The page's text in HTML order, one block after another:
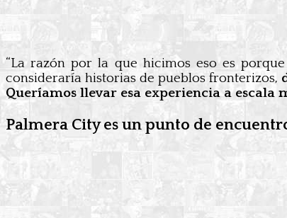
“La razón por la que hicimos eso es
consideraría historias de pueblos fronterizos,
Queríamos llevar esa experiencia a escala
Palmera City es un punto de